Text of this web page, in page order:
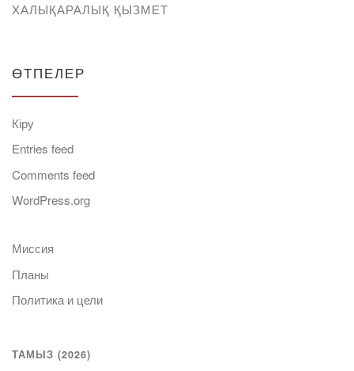
ХАЛЫҚАРАЛЫҚ ҚЫЗМЕТ
ӨТПЕЛЕР
Кіру
Entries feed
Comments feed
WordPress.org
Миссия
Планы
Политика и цели
ТАМЫЗ (2026)